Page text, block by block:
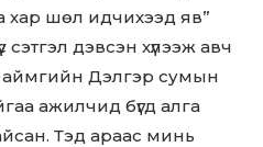
хар шөл идчихээд яв”
сэтгэл дэвсэн хүлээж авч
Дэлгэр сумын
ажилчид бүгд алга
Тэд араас минь